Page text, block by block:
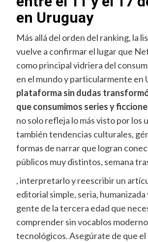
en Uruguay
Más allá del orden del ranking, la
vuelve a confirmar el lugar que
como principal vidriera del
en el mundo y particularmente en
plataforma sin dudas
que consumimos series y
no solo refleja lo más visto por los
también tendencias culturales,
formas de narrar que logran
públicos muy distintos, semana
, interpretarlo y reescribir un
editorial simple, seria, humanizada
gente de la tercera edad que
comprender sin vocablos
tecnológicos. Asegúrate de que